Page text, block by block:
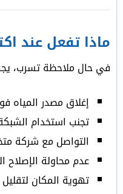
ماذا تفعل عند
في حال ملاحظة تسرب، يجب
إغلاق مصدر المياه
تجنب استخدام
التواصل مع شركة
عدم محاولة الإصلاح
تهوية المكان